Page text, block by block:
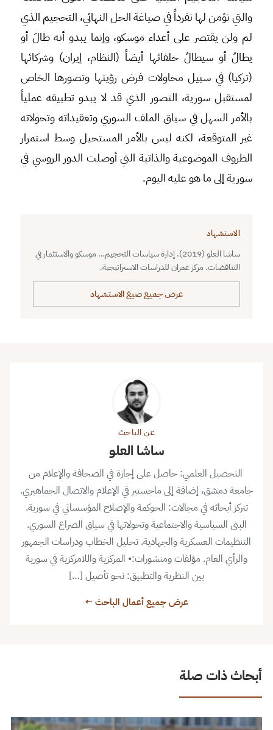
والتي تؤمن لها تفرداً في صياغة الحل النهائي، التحجيم الذي
لم ولن يقتصر على أعداء موسكو، وإنما يبدو أنه طالَ أو
يطالُ أو سيطالُ حلفائها أيضاً (النظام، إيران) وشركائها
(تركيا) في سبيل محاولات فرض رؤيتها وتصورها الخاص
لمستقبل سورية، التصور الذي قد لا يبدو تطبيقه عملياً
بالأمر السهل في سياق الملف السوري وتعقيداته وتحولاته
غير المتوقعة، لكنه ليس بالأمر المستحيل وسط استمرار
الظروف الموضوعية والذاتية التي أوصلت الدور الروسي في
سورية إلى ما هو عليه اليوم.
الاستشهاد
ساشا العلو (2019). إدارة سياسات التحجيم… موسكو والاستثمار في
التناقضات. مركز عمران للدراسات الاستراتيجية.
عرض جميع صيغ الاستشهاد
عن الباحث
ساشا العلو
التحصيل العلمي: حاصل على إجازة في الصحافة والإعلام من
جامعة دمشق، إضافة إلى ماجستير في الإعلام والاتصال الجماهيري.
تتركز أبحاثه في مجالات: الحوكمة والإصلاح المؤسساتي في سورية.
البنى السياسية والاجتماعية وتحولاتها في سياق الصراع السوري.
التنظيمات العسكرية والجهادية. تحليل الخطاب ودراسات الجمهور
والرأي العام. مؤلفات ومنشورات:• المركزية واللامركزية في سورية
بين النظرية والتطبيق: نحو تأصيل […]
عرض جميع أعمال الباحث ←
أبحاث ذات صلة